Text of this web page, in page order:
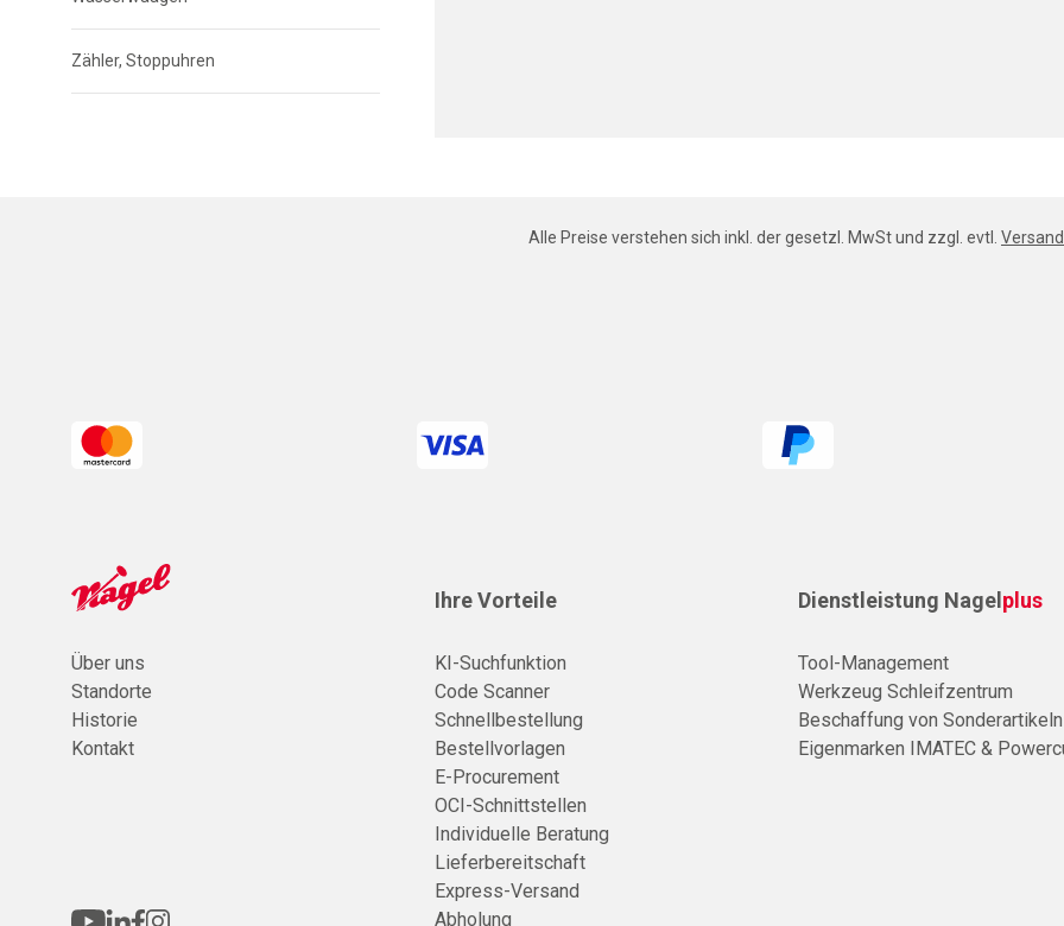
Zähler, Stoppuhren
Alle Preise verstehen sich inkl. der gesetzl. MwSt und zzgl. evtl. Versand
Über uns
Standorte
Historie
Kontakt
Ihre Vorteile
KI-Suchfunktion
Code Scanner
Schnellbestellung
Bestellvorlagen
E-Procurement
OCI-Schnittstellen
Individuelle Beratung
Lieferbereitschaft
Express-Versand
Abholung
Dienstleistung Nagel plus
Tool-Management
Werkzeug Schleifzentrum
Beschaffung von Sonderartikeln
Eigenmarken IMATEC &